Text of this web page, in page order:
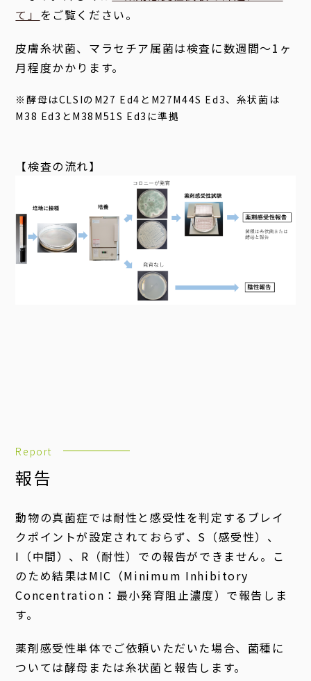
て」 をご覧ください。
皮膚糸状菌、マラセチア属菌は検査に数週間～1ヶ
月程度かかります。
※酵母はCLSIのM27 Ed4とM27M44S Ed3、糸状菌は
M38 Ed3とM38M51S Ed3に準拠
【検査の流れ】
Report
報告
動物の真菌症では耐性と感受性を判定するブレイ
クポイントが設定されておらず、S（感受性）、
I（中間）、R（耐性）での報告ができません。こ
のため結果はMIC（Minimum Inhibitory
Concentration：最小発育阻止濃度）で報告しま
す。
薬剤感受性単体でご依頼いただいた場合、菌種に
ついては酵母または糸状菌と報告します。